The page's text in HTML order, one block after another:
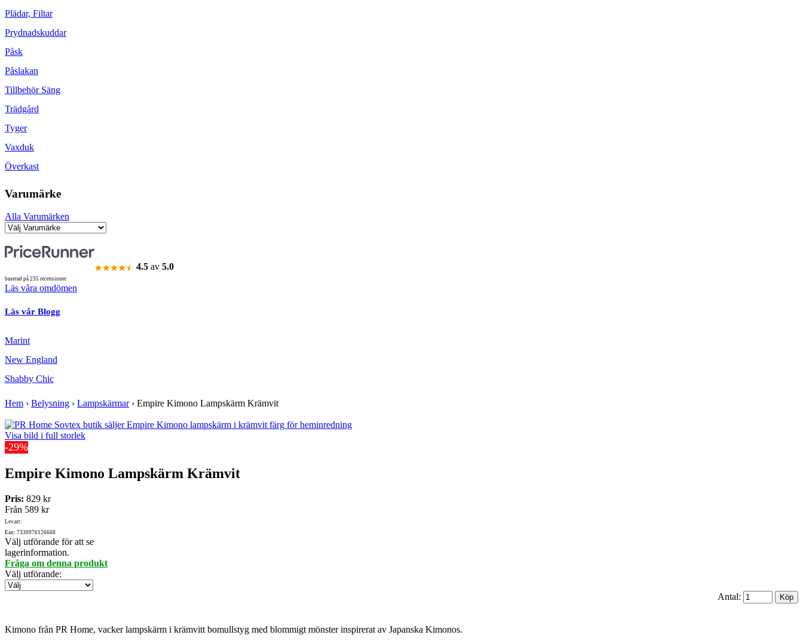
Plädar, Filtar
Prydnadskuddar
Påsk
Påslakan
Tillbehör Säng
Trädgård
Tyger
Vaxduk
Överkast
Varumärke
Alla Varumärken
4.5 av 5.0
baserad på 235 recensioner
Läs våra omdömen
Läs vår Blogg
Marint
New England
Shabby Chic
Hem › Belysning › Lampskärmar› Empire Kimono Lampskärm Krämvit
Visa bild i full storlek
-29%
Empire Kimono Lampskärm Krämvit
Pris: 829 kr
Från 589 kr
Lev.art:
Ean: 7330976126668
Välj utförande för att se
lagerinformation.
Fråga om denna produkt
Välj utförande:
Antal:
Kimono från PR Home, vacker lampskärm i krämvitt bomullstyg med blommigt mönster inspirerat av Japanska Kimonos.